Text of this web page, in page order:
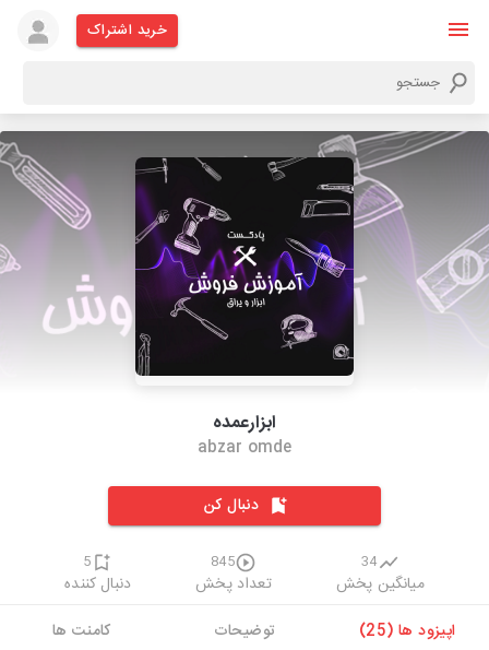
خرید اشتراک
ابزارعمده
abzar omde
دنبال کن
34
میانگین پخش
845
تعداد پخش
5
دنبال کننده
اپیزود ها (25)
توضیحات کامنت ها